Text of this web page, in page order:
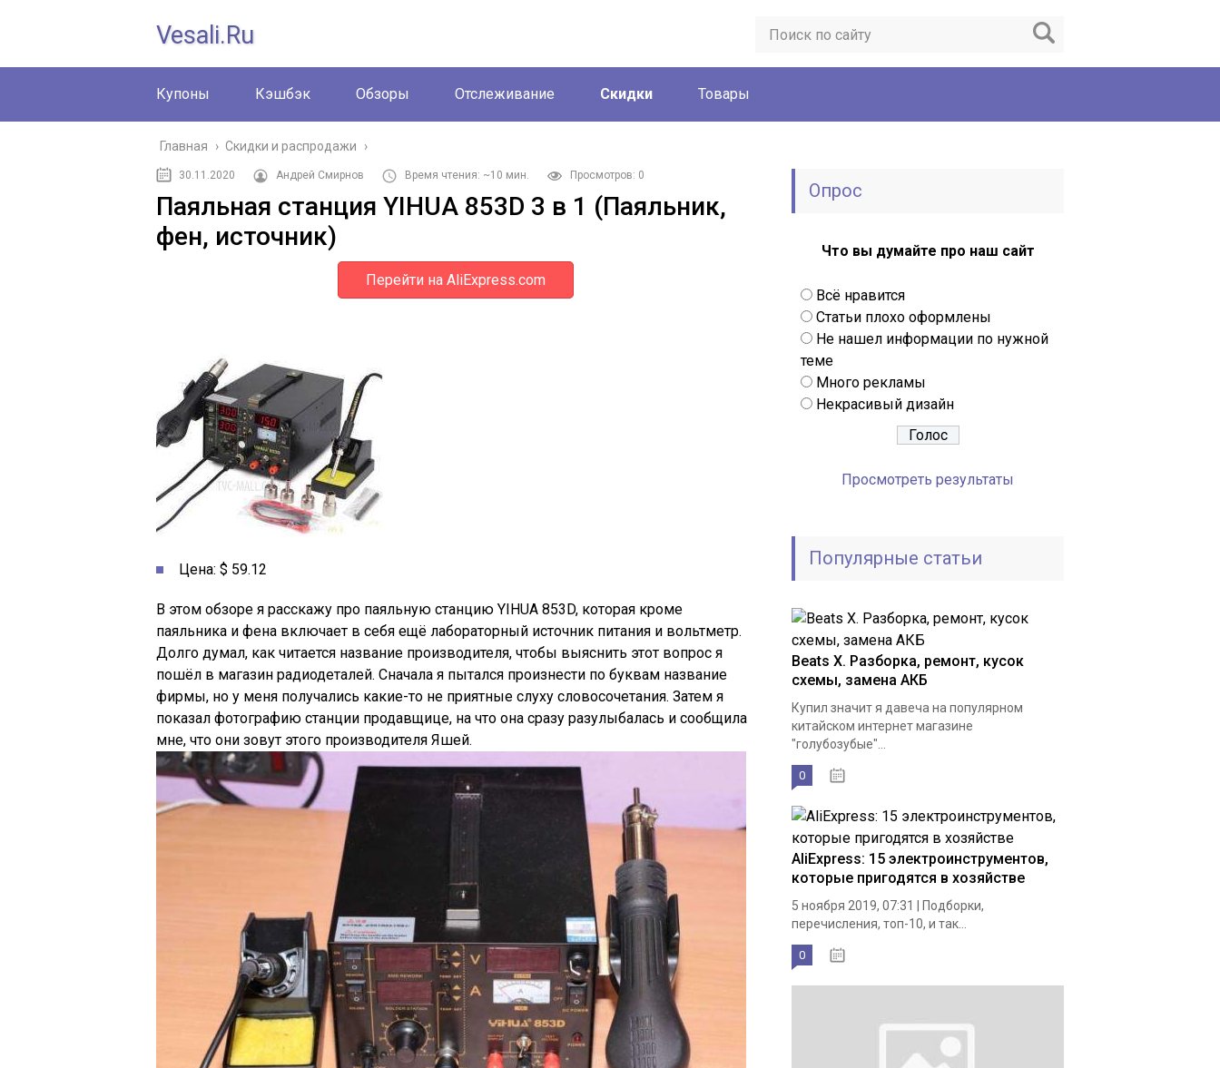
Vesali.ru
Купоны Кэшбэк Обзоры Отслеживание Скидки Товары
Главная › Скидки и распродажи ›
30.11.2020 Андрей Смирнов Время чтения: ~10 мин. Просмотров: 0
Паяльная станция YIHUA 853D 3 в 1 (Паяльник,
фен, источник)
Перейти на AliExpress.com
Цена: $ 59.12
В этом обзоре я расскажу про паяльную станцию YIHUA 853D, которая кроме
паяльника и фена включает в себя ещё лабораторный источник питания и вольтметр.
Долго думал, как читается название производителя, чтобы выяснить этот вопрос я
пошёл в магазин радиодеталей. Сначала я пытался произнести по буквам название
фирмы, но у меня получались какие-то не приятные слуху словосочетания. Затем я
показал фотографию станции продавщице, на что она сразу разулыбалась и сообщила
мне, что они зовут этого производителя Яшей.
Опрос
Что вы думайте про наш сайт
Всё нравится
Статьи плохо оформлены
Не нашел информации по нужной
теме
Много рекламы
Некрасивый дизайн
Просмотреть результаты
Популярные статьи
Beats X. Разборка, ремонт, кусок
схемы, замена АКБ
Купил значит я давеча на популярном
китайском интернет магазине
"голубозубые"...
0
AliExpress: 15 электроинструментов,
которые пригодятся в хозяйстве
5 ноября 2019, 07:31 | Подборки,
перечисления, топ-10, и так...
0